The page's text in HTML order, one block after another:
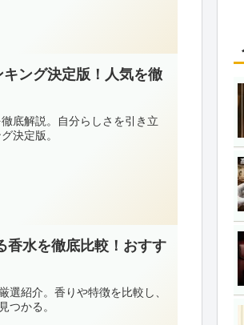
ング決定版！人気を徹
底解説。自分らしさを引き立
決定版。
香水を徹底比較！おすす
選紹介。香りや特徴を比較し、
つかる。